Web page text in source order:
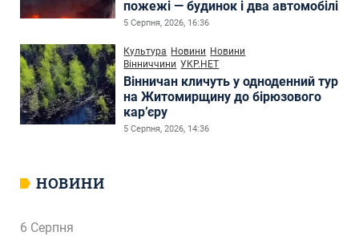
пожежі — будинок і два автомобілі
5 Серпня, 2026, 16:36
Культура Новини Новини
Вінниччини УКР.НЕТ
Вінничан кличуть у одноденний тур
на Житомирщину до бірюзового
кар’єру
5 Серпня, 2026, 14:36
НОВИНИ
6 Серпня